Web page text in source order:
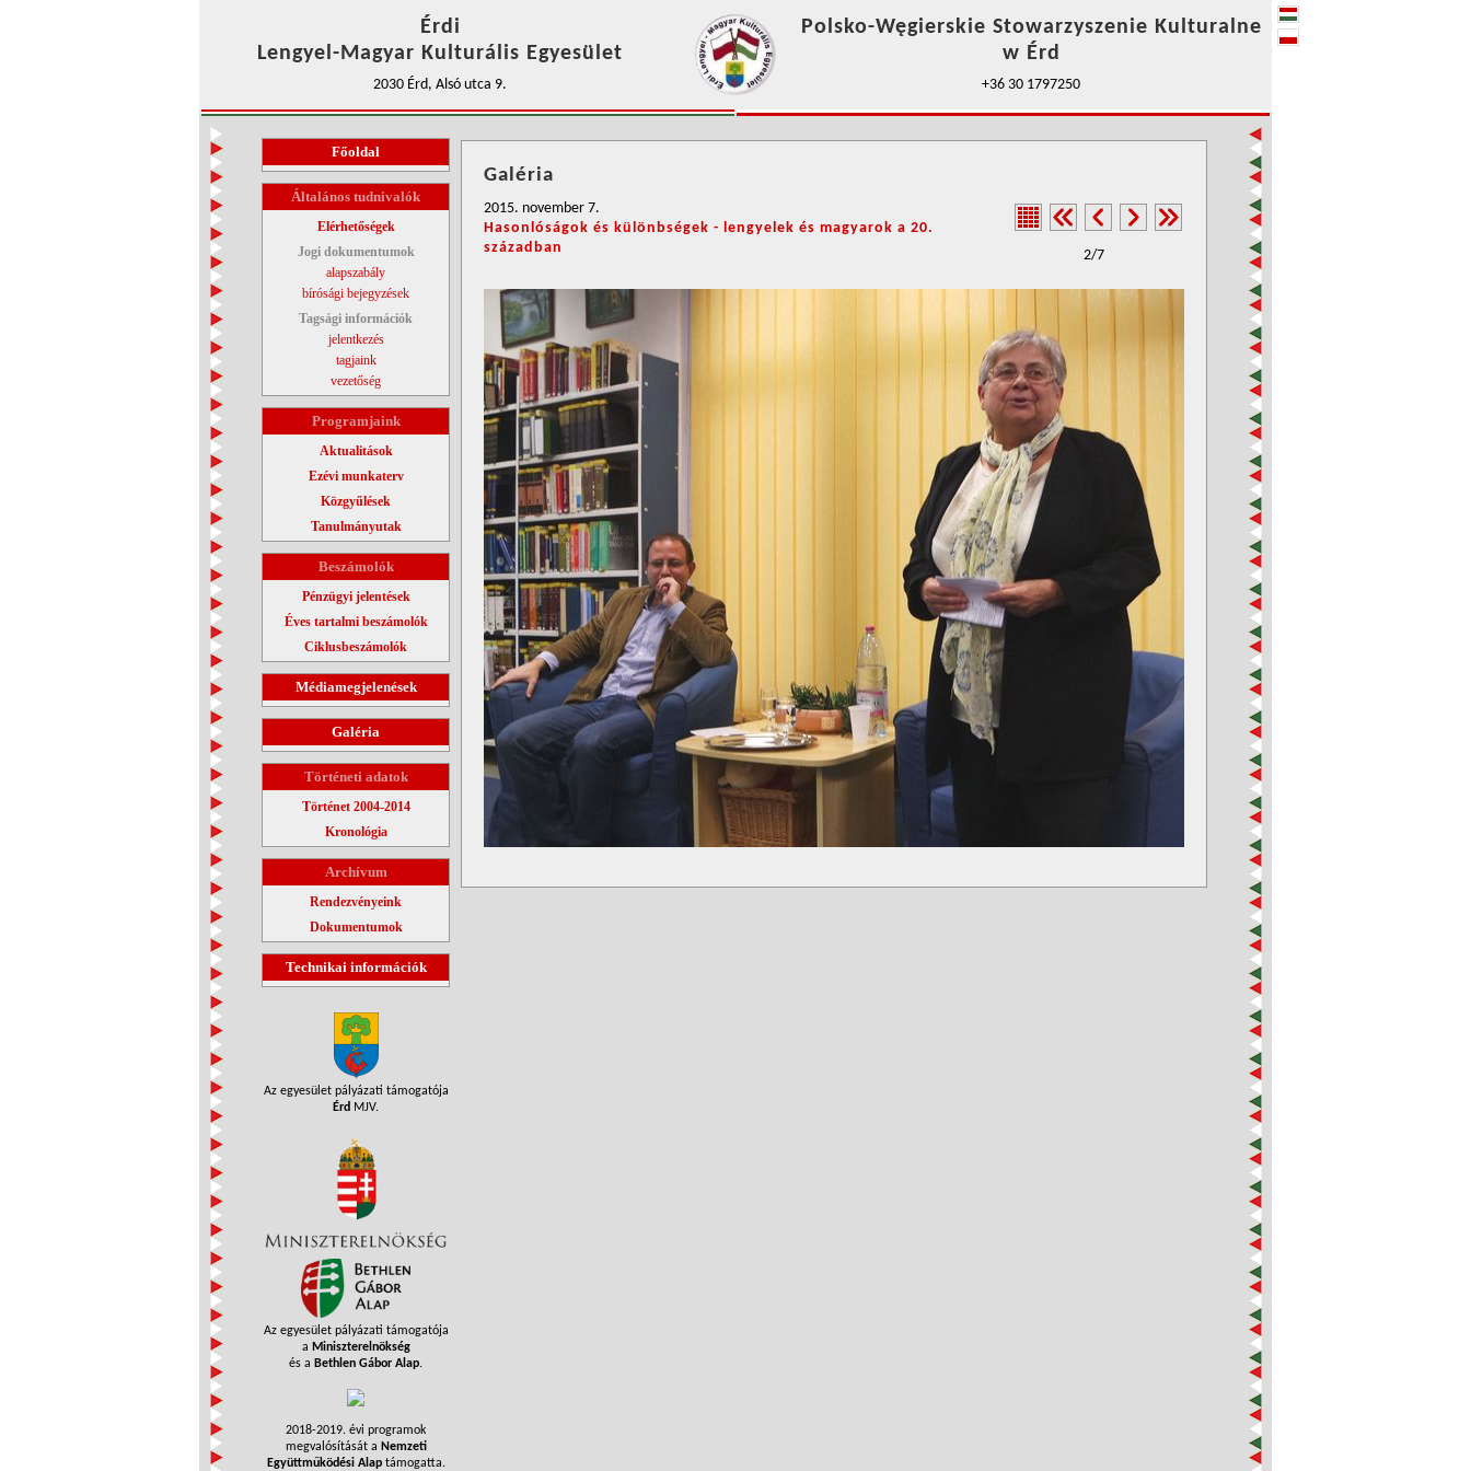
Érdi
Lengyel-Magyar Kulturális Egyesület
2030 Érd, Alsó utca 9.
Polsko-Węgierskie Stowarzyszenie Kulturalne
w Érd
+36 30 1797250
Főoldal
Általános tudnivalók
Elérhetőségek
Jogi dokumentumok
alapszabály
bírósági bejegyzések
Tagsági információk
jelentkezés
tagjaink
vezetőség
Programjaink
Aktualitások
Ezévi munkaterv
Közgyűlések
Tanulmányutak
Beszámolók
Pénzügyi jelentések
Éves tartalmi beszámolók
Ciklusbeszámolók
Médiamegjelenések
Galéria
Történeti adatok
Történet 2004-2014
Kronológia
Archívum
Rendezvényeink
Dokumentumok
Technikai információk
Az egyesület pályázati támogatója
Érd MJV.
Az egyesület pályázati támogatója
a Miniszterelnökség
és a Bethlen Gábor Alap.
2018-2019. évi programok
megvalósítását a Nemzeti
Együttműködési Alaptámogatta.
Galéria
2015. november 7.
Hasonlóságok és különbségek - lengyelek és magyarok a 20.
században
2/7